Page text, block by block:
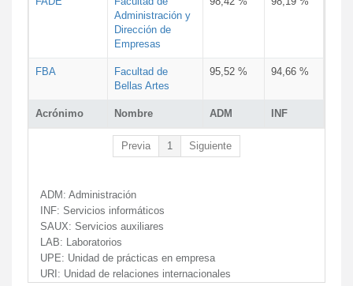
Acrónimo Nombre ADM INF
Administración y
Dirección de
Empresas
FBA
Facultad de
Bellas Artes
95,52 % 94,66 %
Previa 1 Siguiente
ADM: Administración
INF: Servicios informáticos
SAUX: Servicios auxiliares
LAB: Laboratorios
UPE: Unidad de prácticas en empresa
URI: Unidad de relaciones internacionales